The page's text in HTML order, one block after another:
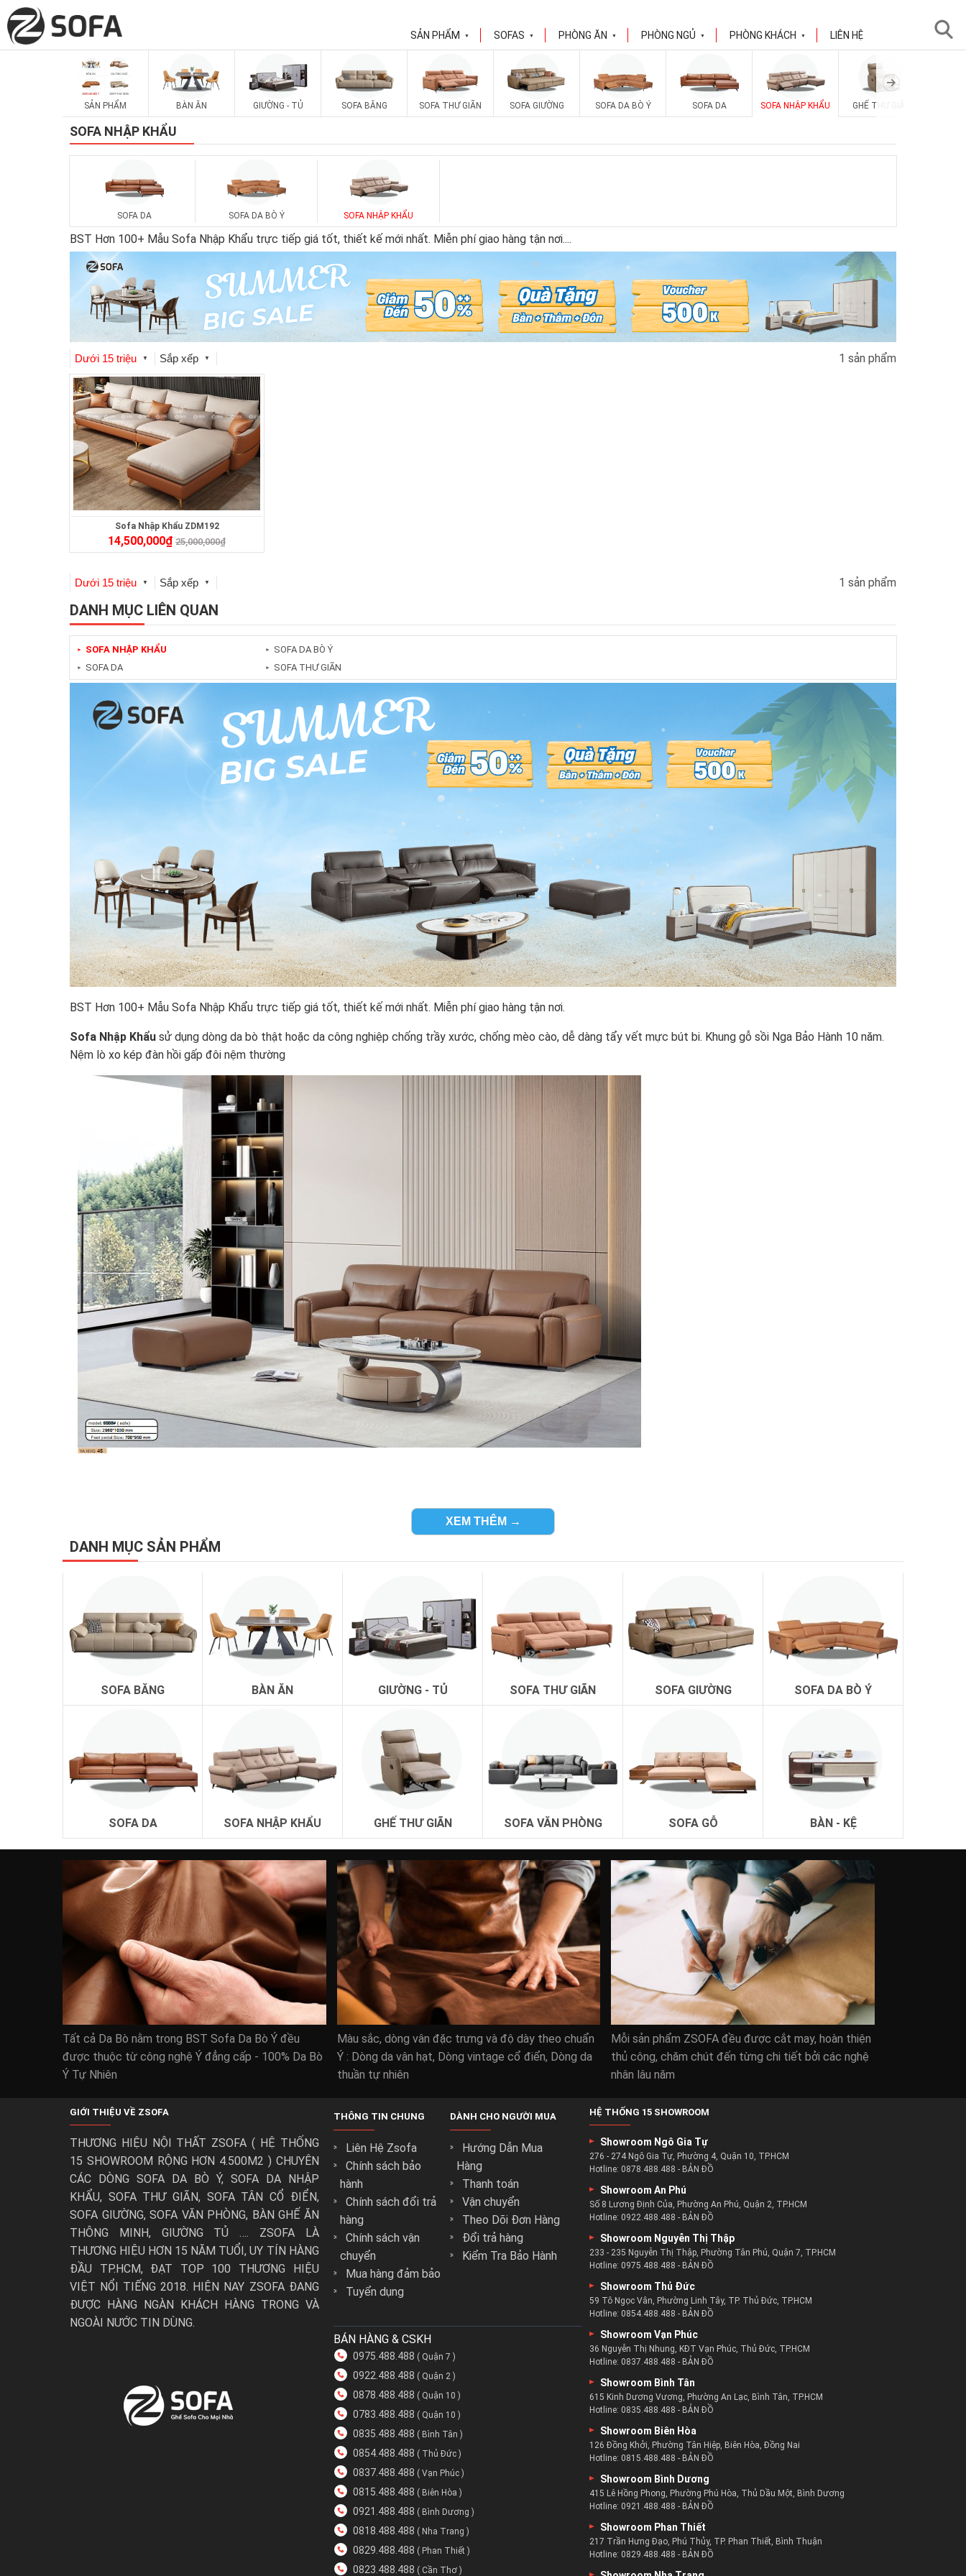
SẢN PHẨM ▼ SOFAS ▼ PHÒNG ĂN ▼ PHÒNG NGỦ ▼ PHÒNG KHÁCH ▼ LIÊN HỆ
SẢN PHẨM BÀN ĂN GIƯỜNG - TỦ SOFA BĂNG SOFA THƯ GIÃN SOFA GIƯỜNG SOFA DA BÒ Ý SOFA DA SOFA NHẬP KHẨU GHẾ THƯ GIÃN
SOFA NHẬP KHẨU
SOFA DA SOFA DA BÒ Ý SOFA NHẬP KHẨU
BST Hơn 100+ Mẫu Sofa Nhập Khẩu trực tiếp giá tốt, thiết kế mới nhất. Miễn phí giao hàng tận nơi....
Dưới 15 triệu ▼ Sắp xếp ▼ 1 sản phẩm
Sofa Nhập Khẩu ZDM192
14,500,000₫ 25,000,000₫
Dưới 15 triệu ▼ Sắp xếp ▼ 1 sản phẩm
DANH MỤC LIÊN QUAN
► SOFA NHẬP KHẨU
► SOFA DA
► SOFA DA BÒ Ý
► SOFA THƯ GIÃN
BST Hơn 100+ Mẫu Sofa Nhập Khẩu trực tiếp giá tốt, thiết kế mới nhất. Miễn phí giao hàng tận nơi.
Sofa Nhập Khẩu sử dụng dòng da bò thật hoặc da công nghiệp chống trầy xước, chống mèo cào, dễ dàng tẩy vết mực bút bi. Khung gỗ sồi Nga Bảo Hành 10 năm.
Nệm lò xo kép đàn hồi gấp đôi nệm thường
XEM THÊM →
DANH MỤC SẢN PHẨM
SOFA BĂNG BÀN ĂN GIƯỜNG - TỦ SOFA THƯ GIÃN SOFA GIƯỜNG SOFA DA BÒ Ý
SOFA DA SOFA NHẬP KHẨU GHẾ THƯ GIÃN SOFA VĂN PHÒNG SOFA GỖ BÀN - KỆ
Tất cả Da Bò nằm trong BST Sofa Da Bò Ý đều
được thuộc từ công nghệ Ý đẳng cấp - 100% Da Bò
Ý Tự Nhiên
Màu sắc, dòng vân đặc trưng và độ dày theo chuẩn
Ý : Dòng da vân hạt, Dòng vintage cổ điển, Dòng da
thuần tự nhiên
Mỗi sản phẩm ZSOFA đều được cắt may, hoàn thiện
thủ công, chăm chút đến từng chi tiết bởi các nghệ
nhân lâu năm
GIỚI THIỆU VỀ ZSOFA
THƯƠNG HIỆU NỘI THẤT ZSOFA ( HỆ THỐNG
15 SHOWROOM RỘNG HƠN 4.500M2 ) CHUYÊN
CÁC DÒNG SOFA DA BÒ Ý, SOFA DA NHẬP
KHẨU, SOFA THƯ GIÃN, SOFA TÂN CỔ ĐIỂN,
SOFA GIƯỜNG, SOFA VĂN PHÒNG, BÀN GHẾ ĂN
THÔNG MINH, GIƯỜNG TỦ …. ZSOFA LÀ
THƯƠNG HIỆU HƠN 15 NĂM TUỔI, UY TÍN HÀNG
ĐẦU TP.HCM, ĐẠT TOP 100 THƯƠNG HIỆU
VIỆT NỔI TIẾNG 2018. HIỆN NAY ZSOFA ĐANG
ĐƯỢC HÀNG NGÀN KHÁCH HÀNG TRONG VÀ
NGOÀI NƯỚC TIN DÙNG.
THÔNG TIN CHUNG
Liên Hệ Zsofa
Chính sách bảo
hành
Chính sách đổi trả
hàng
Chính sách vận
chuyển
Mua hàng đảm bảo
Tuyển dụng
DÀNH CHO NGƯỜI MUA
Hướng Dẫn Mua
Hàng
Thanh toán
Vận chuyển
Theo Dõi Đơn Hàng
Đổi trả hàng
Kiểm Tra Bảo Hành
BÁN HÀNG & CSKH
0975.488.488 ( Quận 7 )
0922.488.488 ( Quận 2 )
0878.488.488 ( Quận 10 )
0783.488.488 ( Quận 10 )
0835.488.488 ( Bình Tân )
0854.488.488 ( Thủ Đức )
0837.488.488 ( Vạn Phúc )
0815.488.488 ( Biên Hòa )
0921.488.488 ( Bình Dương )
0818.488.488 ( Nha Trang )
0829.488.488 ( Phan Thiết )
0823.488.488 ( Cần Thơ )
HỆ THỐNG 15 SHOWROOM
Showroom Ngô Gia Tự
276 - 274 Ngô Gia Tự, Phường 4, Quận 10, TP.HCM
Hotline: 0878.488.488 - BẢN ĐỒ
Showroom An Phú
Số 8 Lương Định Của, Phường An Phú, Quận 2, TP.HCM
Hotline: 0922.488.488 - BẢN ĐỒ
Showroom Nguyễn Thị Thập
233 - 235 Nguyễn Thị Thập, Phường Tân Phú, Quận 7, TP.HCM
Hotline: 0975.488.488 - BẢN ĐỒ
Showroom Thủ Đức
59 Tô Ngọc Vân, Phường Linh Tây, TP. Thủ Đức, TP.HCM
Hotline: 0854.488.488 - BẢN ĐỒ
Showroom Vạn Phúc
36 Nguyễn Thị Nhung, KĐT Vạn Phúc, Thủ Đức, TP.HCM
Hotline: 0837.488.488 - BẢN ĐỒ
Showroom Bình Tân
615 Kinh Dương Vương, Phường An Lạc, Bình Tân, TP.HCM
Hotline: 0835.488.488 - BẢN ĐỒ
Showroom Biên Hòa
126 Đồng Khởi, Phường Tân Hiệp, Biên Hòa, Đồng Nai
Hotline: 0815.488.488 - BẢN ĐỒ
Showroom Bình Dương
415 Lê Hồng Phong, Phường Phú Hòa, Thủ Dầu Một, Bình Dương
Hotline: 0921.488.488 - BẢN ĐỒ
Showroom Phan Thiết
217 Trần Hưng Đạo, Phú Thủy, TP. Phan Thiết, Bình Thuận
Hotline: 0829.488.488 - BẢN ĐỒ